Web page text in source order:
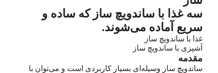
سه غذا با ساندویچ ساز که ساده و
سریع آماده می‌شوند.
غذا با ساندویچ ساز
آشپزی با ساندویچ ساز
مقدمه
ساندویچ ساز وسیله‌ای بسیار کاربردی است و می‌توان با